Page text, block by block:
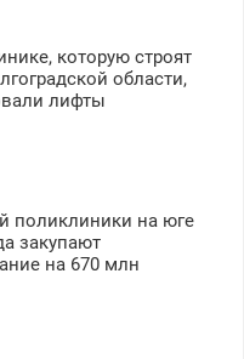
которую строят
области,
лифты
поликлиники на юге
закупают
на 670 млн